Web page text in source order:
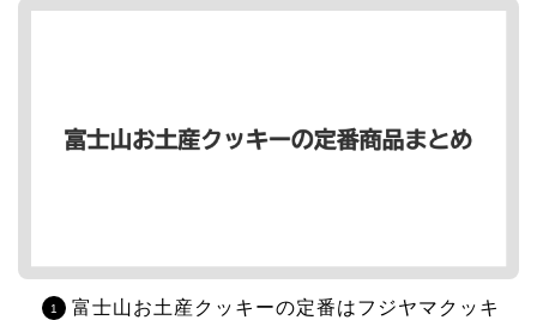
富士山お土産クッキーの定番はフジヤマクッキ